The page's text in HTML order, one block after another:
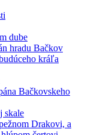
dube
hradu Bačkov
kráľa
Bačkovskeho
skale
Drakovi, a